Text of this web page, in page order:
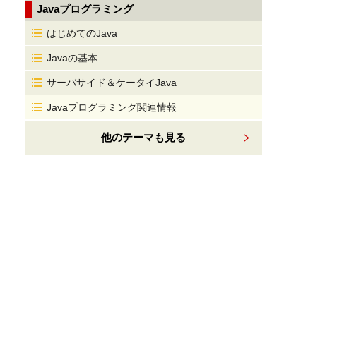
Javaプログラミング
はじめてのJava
Javaの基本
サーバサイド＆ケータイJava
Javaプログラミング関連情報
他のテーマも見る